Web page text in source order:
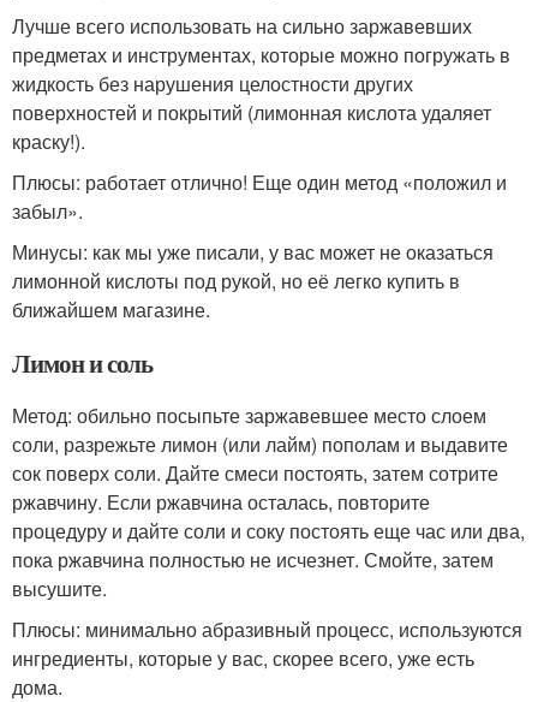
Лучше всего использовать на сильно заржавевших
предметах и инструментах, которые можно погружать в
жидкость без нарушения целостности других
поверхностей и покрытий (лимонная кислота удаляет
краску!).
Плюсы: работает отлично! Еще один метод «положил и
забыл».
Минусы: как мы уже писали, у вас может не оказаться
лимонной кислоты под рукой, но её легко купить в
ближайшем магазине.
Лимон и соль
Метод: обильно посыпьте заржавевшее место слоем
соли, разрежьте лимон (или лайм) пополам и выдавите
сок поверх соли. Дайте смеси постоять, затем сотрите
ржавчину. Если ржавчина осталась, повторите
процедуру и дайте соли и соку постоять еще час или два,
пока ржавчина полностью не исчезнет. Смойте, затем
высушите.
Плюсы: минимально абразивный процесс, используются
ингредиенты, которые у вас, скорее всего, уже есть
дома.